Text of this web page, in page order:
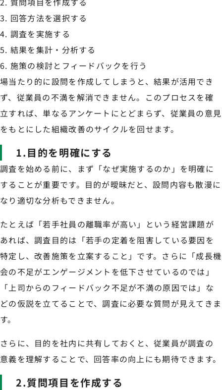
回答方法を選択する
調査を実施する
結果を集計・分析する
施策の検討とフィードバックを行う
場当たり的に設問を作成してしまうと、結果が活用でき
ず、従業員の不満を解消できません。このプロセスを確
立すれば、単なるアンケートにとどまらず、従業員の意見
をもとにした組織改善のサイクルを回せます。
1.目的を明確にする
調査を始める前に、まず「なぜ実施するのか」を明確に
することが重要です。目的が曖昧だと、設問内容も散漫に
なり適切な分析もできません。
たとえば「若手社員の離職率が高い」という経営課題が
あれば、調査目的は「若手の定着を阻害している要因を
特定し、改善施策を立案すること」です。さらに「成長機
会の不足がエンゲージメントを低下させているのでは」
「上司からのフィードバック不足が不満の原因では」な
どの仮説を立てることで、調査に必要な質問が見えてきま
す。
さらに、目的を社内に共有しておくと、従業員が調査の
意義を理解することで、回答率の向上にも期待できます。
2.質問項目を作成する